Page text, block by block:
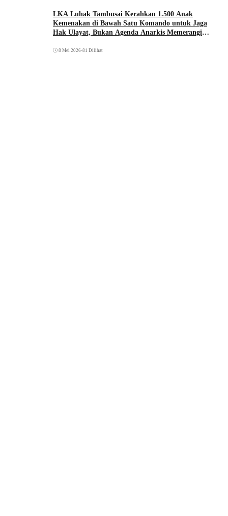
LKA Luhak Tambusai Kerahkan 1.500 Anak
Kemenakan di Bawah Satu Komando untuk Jaga
Hak Ulayat, Bukan Agenda Anarkis Memerangi
8 Mei 2026•81 Dilihat